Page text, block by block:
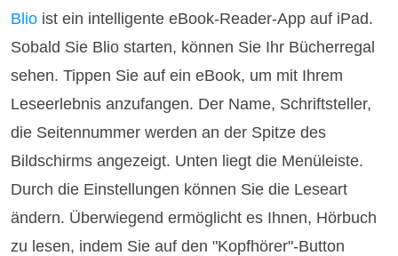
Blio ist ein intelligente eBook-Reader-App auf iPad.
Sobald Sie Blio starten, können Sie Ihr Bücherregal
sehen. Tippen Sie auf ein eBook, um mit Ihrem
Leseerlebnis anzufangen. Der Name, Schriftsteller,
die Seitennummer werden an der Spitze des
Bildschirms angezeigt. Unten liegt die Menüleiste.
Durch die Einstellungen können Sie die Leseart
ändern. Überwiegend ermöglicht es Ihnen, Hörbuch
zu lesen, indem Sie auf den "Kopfhörer"-Button